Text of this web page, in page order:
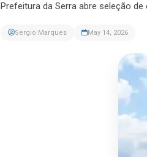
Prefeitura da Serra abre seleção
Sergio Marques May 14, 2026